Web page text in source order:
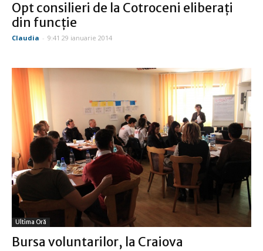
Opt consilieri de la Cotroceni eliberaţi
din funcţie
Claudia - 9:41 29 ianuarie 2014
Ultima Oră
Bursa voluntarilor, la Craiova